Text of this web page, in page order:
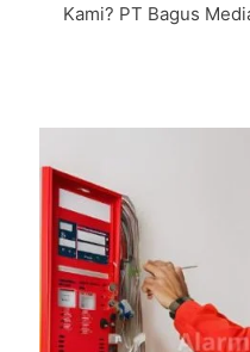
Kami? PT Bagus